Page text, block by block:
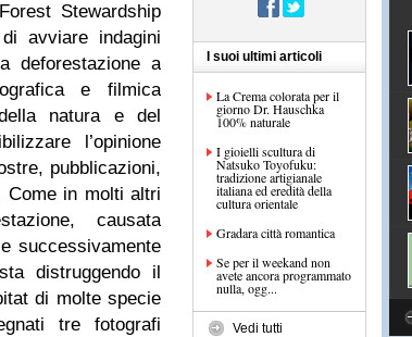
Stewardship
avviare indagini
deforestazione a
e filmica
natura e del
l’opinione
pubblicazioni,
Come in molti altri
causata
successivamente
distruggendo il
di molte specie
tre fotografi
I suoi ultimi articoli
La Crema colorata per il
giorno Dr. Hauschka
100% naturale
I gioielli scultura di
Natsuko Toyofuku:
tradizione artigianale
italiana ed eredità della
cultura orientale
Gradara città romantica
Se per il weekand non
avete ancora programmato
nulla, ogg...
Vedi tutti